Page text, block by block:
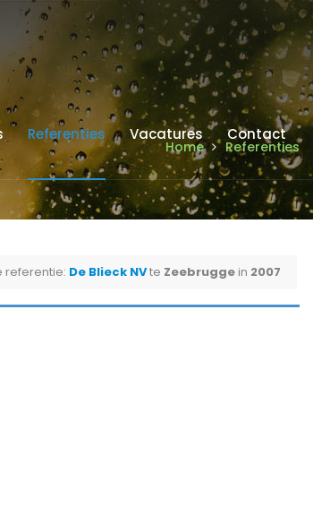
Referenties Vacatures Contact
Home Referenties
referentie: De Blieck NVte Zeebrugge in 2007